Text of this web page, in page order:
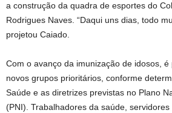
a construção da quadra de esportes do
Rodrigues Naves. “Daqui uns dias, todo
projetou Caiado.
Com o avanço da imunização de idosos,
novos grupos prioritários, conforme
Saúde e as diretrizes previstas no Plano
(PNI). Trabalhadores da saúde,